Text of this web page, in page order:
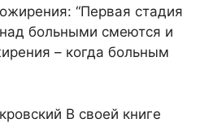
“Первая стадия
больными смеются и
– когда больным
В своей книге